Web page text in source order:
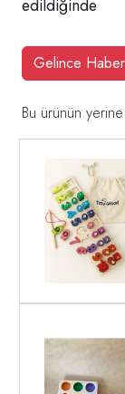
edildiğinde
Gelince
Bu ürünün